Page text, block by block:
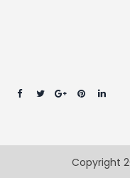
Copyright